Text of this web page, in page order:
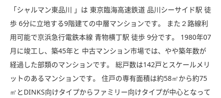
「シャルマン東品川 」は 東京臨海高速鉄道 品川シーサイド駅 徒
歩 6分に立地する9階建ての中層マンションです。 また２路線利
用可能で京浜急行電鉄本線 青物横丁駅 徒歩 9分です。 1980年07
月に竣工し、築45年と 中古マンション市場では、やや築年数が
経過した部類のマンションです。 総戸数は142戸とスケールメリ
ットのあるマンションです。 住戸の専有面積は約58㎡から約75
㎡とDINKS向けタイプからファミリー向けタイプが中心となって